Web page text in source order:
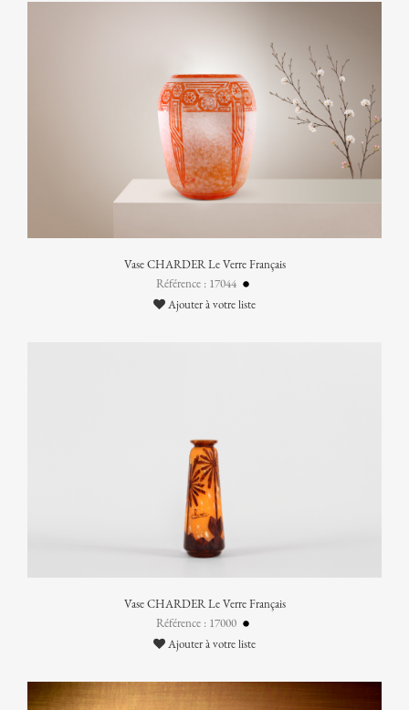
Vase CHARDER Le Verre Français
Référence : 17044
Ajouter à votre liste
Vase CHARDER Le Verre Français
Référence : 17000
Ajouter à votre liste